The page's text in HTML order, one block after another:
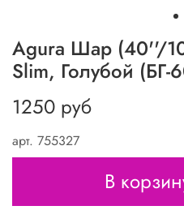
арт. 755327
Agura Шар (40''/
Slim, Голубой (БГ-
1250 руб
В